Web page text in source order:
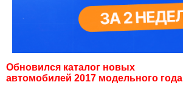
Обновился каталог новых
автомобилей 2017 модельного года